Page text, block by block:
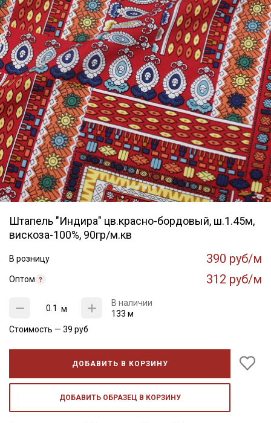
Штапель "Индира" цв.красно-бордовый, ш.1.45м,
вискоза-100%, 90гр/м.кв
В розницу 390 руб/м
Оптом 312 руб/м
м
В наличии
133 м
Стоимость — 39 руб
ДОБАВИТЬ В КОРЗИНУ
ДОБАВИТЬ ОБРАЗЕЦ В КОРЗИНУ